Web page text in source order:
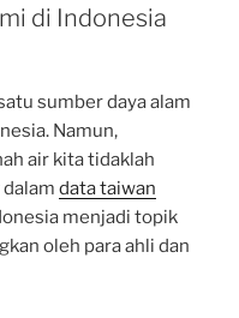
di Indonesia
sumber daya alam
Namun,
air kita tidaklah
data taiwan
menjadi topik
oleh para ahli dan